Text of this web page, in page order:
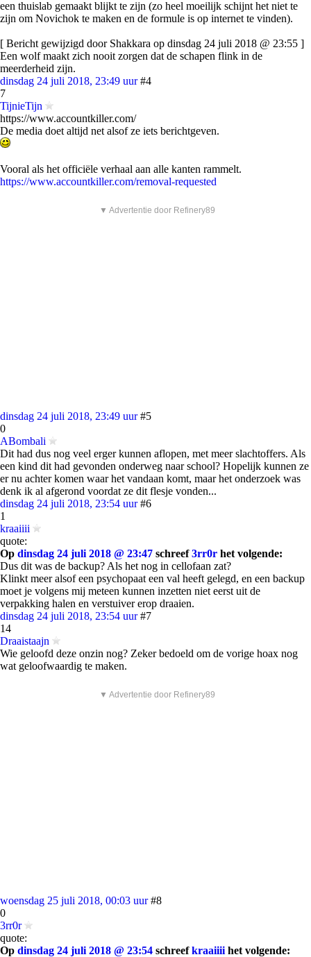
een thuislab gemaakt blijkt te zijn (zo heel moeilijk schijnt het niet te
zijn om Novichok te maken en de formule is op internet te vinden).
[ Bericht gewijzigd door Shakkara op dinsdag 24 juli 2018 @ 23:55 ]
Een wolf maakt zich nooit zorgen dat de schapen flink in de
meerderheid zijn.
dinsdag 24 juli 2018, 23:49 uur #4
7
TijnieTijn
https://www.accountkiller.com/
De media doet altijd net alsof ze iets berichtgeven.
Vooral als het officiële verhaal aan alle kanten rammelt.
https://www.accountkiller.com/removal-requested
▼ Advertentie door Refinery89
dinsdag 24 juli 2018, 23:49 uur #5
0
ABombali
Dit had dus nog veel erger kunnen aflopen, met meer slachtoffers. Als
een kind dit had gevonden onderweg naar school? Hopelijk kunnen ze
er nu achter komen waar het vandaan komt, maar het onderzoek was
denk ik al afgerond voordat ze dit flesje vonden...
dinsdag 24 juli 2018, 23:54 uur #6
1
kraaiiii
quote:
Op dinsdag 24 juli 2018 @ 23:47 schreef3rr0r het volgende:
Dus dit was de backup? Als het nog in cellofaan zat?
Klinkt meer alsof een psychopaat een val heeft gelegd, en een backup
moet je volgens mij meteen kunnen inzetten niet eerst uit de
verpakking halen en verstuiver erop draaien.
dinsdag 24 juli 2018, 23:54 uur #7
14
Draaistaajn
Wie geloofd deze onzin nog? Zeker bedoeld om de vorige hoax nog
wat geloofwaardig te maken.
▼ Advertentie door Refinery89
woensdag 25 juli 2018, 00:03 uur #8
0
3rr0r
quote:
Op dinsdag 24 juli 2018 @ 23:54 schreefkraaiiii het volgende: